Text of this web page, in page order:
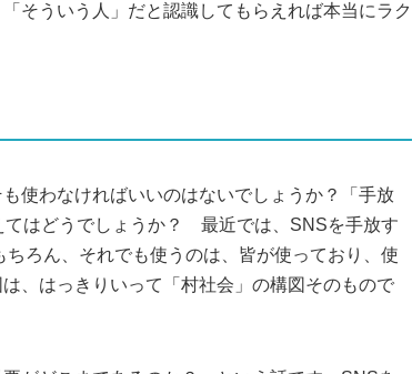
そういう人」だと認識してもらえれば本当にラク
使わなければいいのはないでしょうか？「手放
はどうでしょうか？ 最近では、SNSを手放す
ろん、それでも使うのは、皆が使っており、使
、はっきりいって「村社会」の構図そのもので